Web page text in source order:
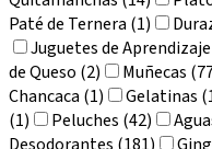
Paté de Ternera (1)
Juguetes de
de Queso (2)
Muñecas
Chancaca (1)
Gelatinas
(1)
Peluches (42)